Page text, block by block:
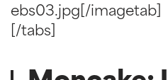
ebs03.jpg[/imagetab]
[/tabs]